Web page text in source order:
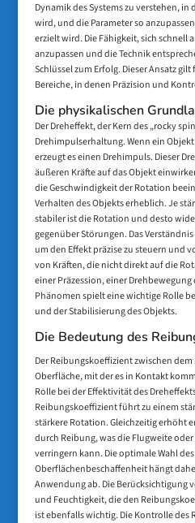
Dynamik des Systems zu verstehen,
wird, und die Parameter so
erzielt wird. Die Fähigkeit, sich schnell
anzupassen und die Technik
Schlüssel zum Erfolg. Dieser Ansatz
Bereiche, in denen Präzision und
Die physikalischen
Der Dreheffekt, der Kern des „rocky
Drehimpulserhaltung. Wenn ein
erzeugt es einen Drehimpuls. Dieser
äußeren Kräfte auf das Objekt
die Geschwindigkeit der Rotation
Verhalten des Objekts erheblich. Je
stabiler ist die Rotation und desto
gegenüber Störungen. Das
um den Effekt präzise zu steuern und
von Kräften, die nicht direkt auf die
einer Präzession, einer Drehbewegung
Phänomen spielt eine wichtige Rolle
und der Stabilisierung des Objekts.
Die Bedeutung des
Der Reibungskoeffizient zwischen
Oberfläche, mit der es in Kontakt
Rolle bei der Effektivität des
Reibungskoeffizient führt zu einem
stärkere Rotation. Gleichzeitig erhöht
durch Reibung, was die Flugweite
verringern kann. Die optimale Wahl
Oberflächenbeschaffenheit hängt
Anwendung ab. Die Berücksichtigung
und Feuchtigkeit, die den
ist ebenfalls wichtig. Die Kontrolle